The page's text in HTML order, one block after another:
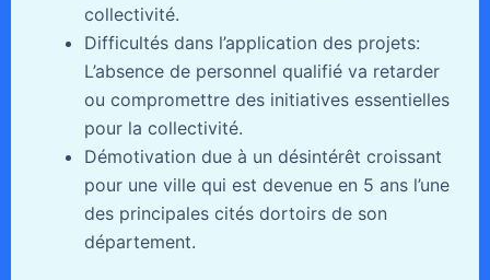
collectivité.
Difficultés dans l’application des projets:
L’absence de personnel qualifié va retarder
ou compromettre des initiatives essentielles
pour la collectivité.
Démotivation due à un désintérêt croissant
pour une ville qui est devenue en 5 ans l’une
des principales cités dortoirs de son
département.